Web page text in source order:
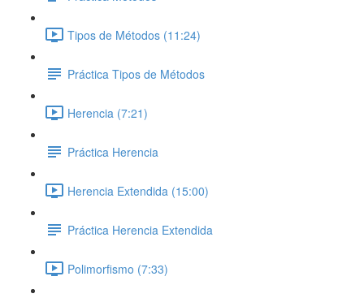
Tipos de Métodos (11:24)
Práctica Tipos de Métodos
Herencia (7:21)
Práctica Herencia
Herencia Extendida (15:00)
Práctica Herencia Extendida
Polimorfismo (7:33)